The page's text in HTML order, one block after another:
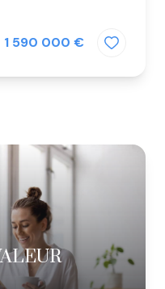
1 590 000 €